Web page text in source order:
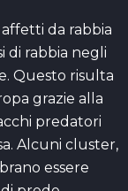
da rabbia
di rabbia negli
Questo risulta
grazie alla
predatori
Alcuni cluster,
essere